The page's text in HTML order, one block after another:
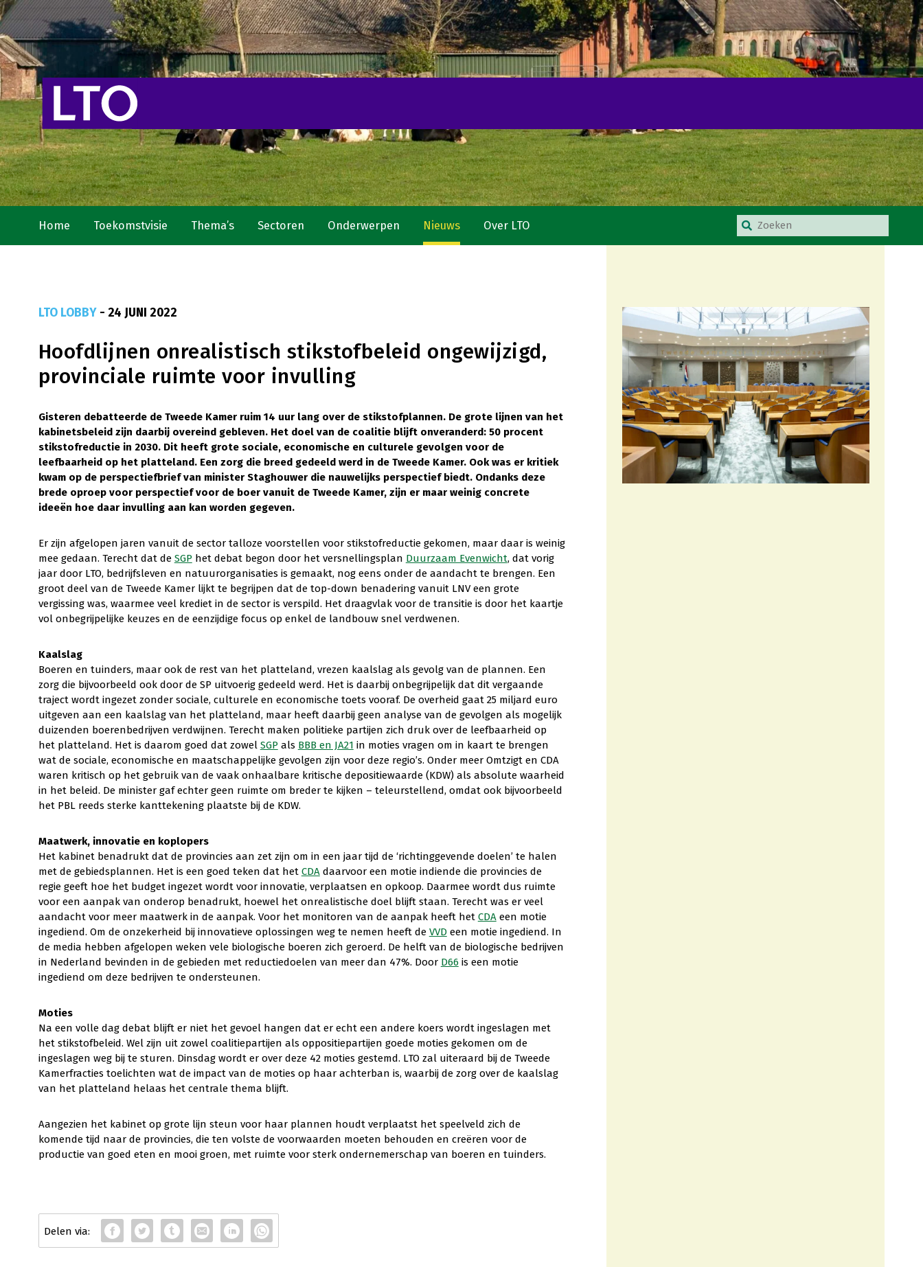
Home Toekomstvisie Thema’s Sectoren Onderwerpen Nieuws Over LTO
LTO LOBBY- 24 JUNI 2022
Hoofdlijnen onrealistisch stikstofbeleid ongewijzigd,
provinciale ruimte voor invulling
Gisteren debatteerde de Tweede Kamer ruim 14 uur lang over de stikstofplannen. De grote lijnen van het
kabinetsbeleid zijn daarbij overeind gebleven. Het doel van de coalitie blijft onveranderd: 50 procent
stikstofreductie in 2030. Dit heeft grote sociale, economische en culturele gevolgen voor de
leefbaarheid op het platteland. Een zorg die breed gedeeld werd in de Tweede Kamer. Ook was er kritiek
kwam op de perspectiefbrief van minister Staghouwer die nauwelijks perspectief biedt. Ondanks deze
brede oproep voor perspectief voor de boer vanuit de Tweede Kamer, zijn er maar weinig concrete
ideeën hoe daar invulling aan kan worden gegeven.
Er zijn afgelopen jaren vanuit de sector talloze voorstellen voor stikstofreductie gekomen, maar daar is weinig
mee gedaan. Terecht dat de SGP het debat begon door het versnellingsplan Duurzaam Evenwicht, dat vorig
jaar door LTO, bedrijfsleven en natuurorganisaties is gemaakt, nog eens onder de aandacht te brengen. Een
groot deel van de Tweede Kamer lijkt te begrijpen dat de top-down benadering vanuit LNV een grote
vergissing was, waarmee veel krediet in de sector is verspild. Het draagvlak voor de transitie is door het kaartje
vol onbegrijpelijke keuzes en de eenzijdige focus op enkel de landbouw snel verdwenen.
Kaalslag
Boeren en tuinders, maar ook de rest van het platteland, vrezen kaalslag als gevolg van de plannen. Een
zorg die bijvoorbeeld ook door de SP uitvoerig gedeeld werd. Het is daarbij onbegrijpelijk dat dit vergaande
traject wordt ingezet zonder sociale, culturele en economische toets vooraf. De overheid gaat 25 miljard euro
uitgeven aan een kaalslag van het platteland, maar heeft daarbij geen analyse van de gevolgen als mogelijk
duizenden boerenbedrijven verdwijnen. Terecht maken politieke partijen zich druk over de leefbaarheid op
het platteland. Het is daarom goed dat zowel SGP als BBB en JA21 in moties vragen om in kaart te brengen
wat de sociale, economische en maatschappelijke gevolgen zijn voor deze regio’s. Onder meer Omtzigt en CDA
waren kritisch op het gebruik van de vaak onhaalbare kritische depositiewaarde (KDW) als absolute waarheid
in het beleid. De minister gaf echter geen ruimte om breder te kijken – teleurstellend, omdat ook bijvoorbeeld
het PBL reeds sterke kanttekening plaatste bij de KDW.
Maatwerk, innovatie en koplopers
Het kabinet benadrukt dat de provincies aan zet zijn om in een jaar tijd de ‘richtinggevende doelen’ te halen
met de gebiedsplannen. Het is een goed teken dat het CDAdaarvoor een motie indiende die provincies de
regie geeft hoe het budget ingezet wordt voor innovatie, verplaatsen en opkoop. Daarmee wordt dus ruimte
voor een aanpak van onderop benadrukt, hoewel het onrealistische doel blijft staan. Terecht was er veel
aandacht voor meer maatwerk in de aanpak. Voor het monitoren van de aanpak heeft het CDAeen motie
ingediend. Om de onzekerheid bij innovatieve oplossingen weg te nemen heeft de VVDeen motie ingediend. In
de media hebben afgelopen weken vele biologische boeren zich geroerd. De helft van de biologische bedrijven
in Nederland bevinden in de gebieden met reductiedoelen van meer dan 47%. Door D66is een motie
ingediend om deze bedrijven te ondersteunen.
Moties
Na een volle dag debat blijft er niet het gevoel hangen dat er echt een andere koers wordt ingeslagen met
het stikstofbeleid. Wel zijn uit zowel coalitiepartijen als oppositiepartijen goede moties gekomen om de
ingeslagen weg bij te sturen. Dinsdag wordt er over deze 42 moties gestemd. LTO zal uiteraard bij de Tweede
Kamerfracties toelichten wat de impact van de moties op haar achterban is, waarbij de zorg over de kaalslag
van het platteland helaas het centrale thema blijft.
Aangezien het kabinet op grote lijn steun voor haar plannen houdt verplaatst het speelveld zich de
komende tijd naar de provincies, die ten volste de voorwaarden moeten behouden en creëren voor de
productie van goed eten en mooi groen, met ruimte voor sterk ondernemerschap van boeren en tuinders.